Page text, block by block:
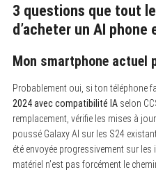
3 questions que tout
d’acheter un AI phone
Mon smartphone actuel
Probablement oui, si ton téléphone
2024 avec compatibilité IAselon
remplacement, vérifie les mises à
poussé Galaxy AI sur les S24
été envoyée progressivement sur
matériel n’est pas forcément le